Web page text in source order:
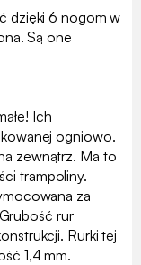
dzięki 6 nogom w
Są one
Ich
ogniowo.
zewnątrz. Ma to
trampoliny.
za
rur
Rurki tej
1,4 mm.